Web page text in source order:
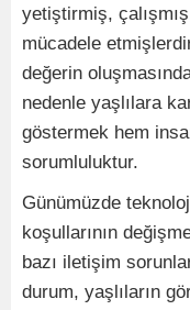
yetiştirmiş,
mücadele
değerin
nedenle yaşlılara
göstermek hem
sorumluluktur.
Günümüzde
koşullarının
bazı iletişim
durum, yaşlıların